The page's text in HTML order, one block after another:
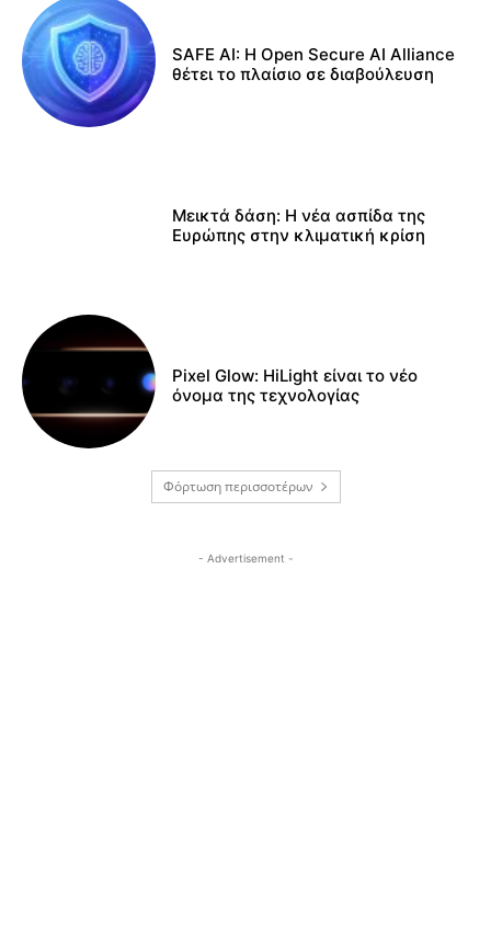
SAFE AI: Η Open Secure AI Alliance
θέτει το πλαίσιο σε διαβούλευση
Μεικτά δάση: Η νέα ασπίδα της
Ευρώπης στην κλιματική κρίση
Pixel Glow: HiLight είναι το νέο
όνομα της τεχνολογίας
Φόρτωση περισσοτέρων
- Advertisement -